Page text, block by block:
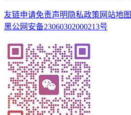
友链申请免责声明 隐私政策 网站地图
黑公网安备23060302000213号